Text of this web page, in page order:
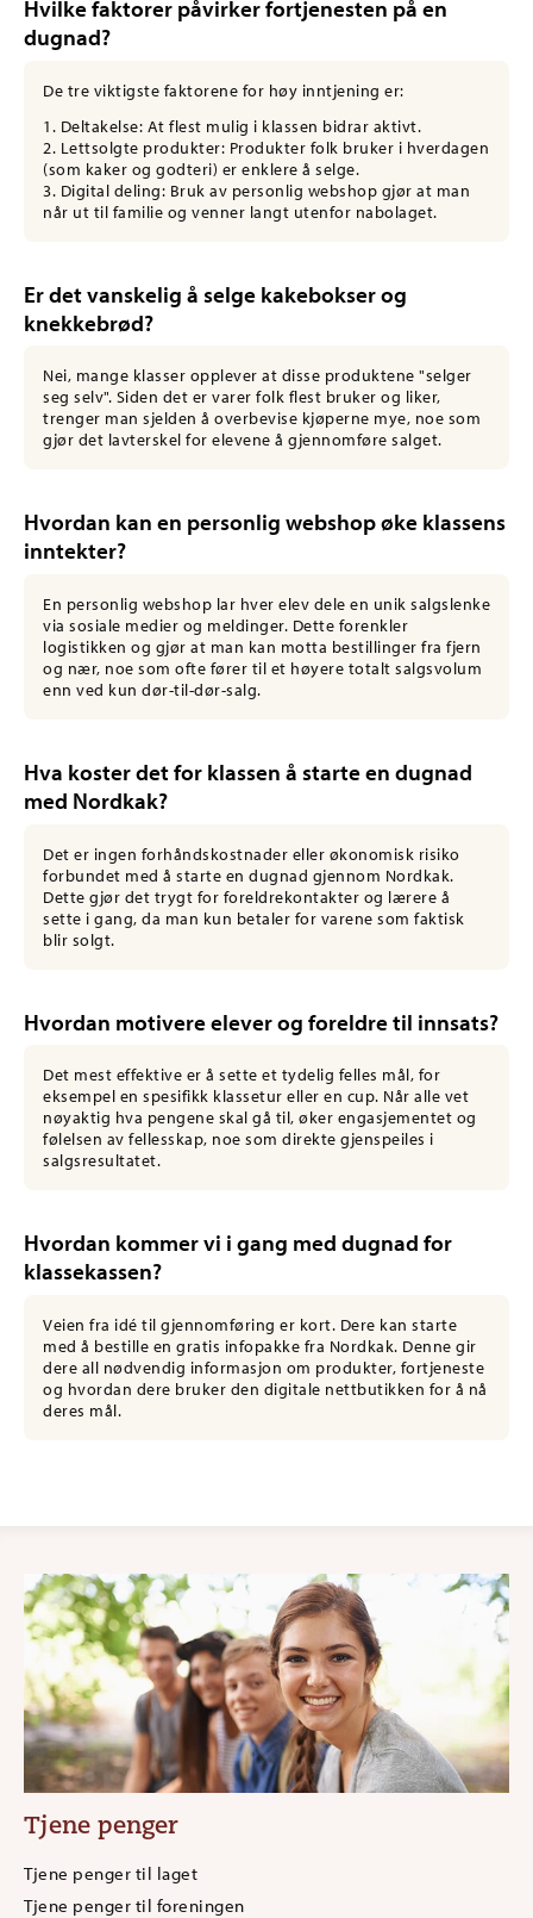
Hvilke faktorer påvirker fortjenesten på en
dugnad?
De tre viktigste faktorene for høy inntjening er:
1. Deltakelse: At flest mulig i klassen bidrar aktivt.
2. Lettsolgte produkter: Produkter folk bruker i hverdagen
(som kaker og godteri) er enklere å selge.
3. Digital deling: Bruk av personlig webshop gjør at man
når ut til familie og venner langt utenfor nabolaget.
Er det vanskelig å selge kakebokser og
knekkebrød?
Nei, mange klasser opplever at disse produktene "selger
seg selv". Siden det er varer folk flest bruker og liker,
trenger man sjelden å overbevise kjøperne mye, noe som
gjør det lavterskel for elevene å gjennomføre salget.
Hvordan kan en personlig webshop øke klassens
inntekter?
En personlig webshop lar hver elev dele en unik salgslenke
via sosiale medier og meldinger. Dette forenkler
logistikken og gjør at man kan motta bestillinger fra fjern
og nær, noe som ofte fører til et høyere totalt salgsvolum
enn ved kun dør-til-dør-salg.
Hva koster det for klassen å starte en dugnad
med Nordkak?
Det er ingen forhåndskostnader eller økonomisk risiko
forbundet med å starte en dugnad gjennom Nordkak.
Dette gjør det trygt for foreldrekontakter og lærere å
sette i gang, da man kun betaler for varene som faktisk
blir solgt.
Hvordan motivere elever og foreldre til innsats?
Det mest effektive er å sette et tydelig felles mål, for
eksempel en spesifikk klassetur eller en cup. Når alle vet
nøyaktig hva pengene skal gå til, øker engasjementet og
følelsen av fellesskap, noe som direkte gjenspeiles i
salgsresultatet.
Hvordan kommer vi i gang med dugnad for
klassekassen?
Veien fra idé til gjennomføring er kort. Dere kan starte
med å bestille en gratis infopakke fra Nordkak. Denne gir
dere all nødvendig informasjon om produkter, fortjeneste
og hvordan dere bruker den digitale nettbutikken for å nå
deres mål.
Tjene penger
Tjene penger til laget
Tjene penger til foreningen